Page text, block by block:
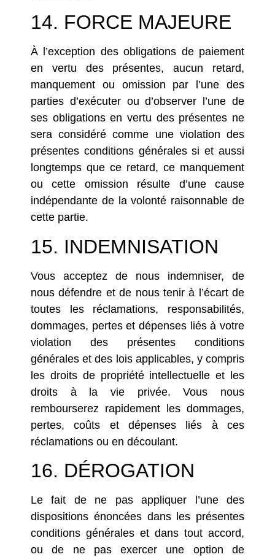
14. FORCE MAJEURE
À l’exception des obligations de paiement
en vertu des présentes, aucun retard,
manquement ou omission par l’une des
parties d’exécuter ou d’observer l’une de
ses obligations en vertu des présentes ne
sera considéré comme une violation des
présentes conditions générales si et aussi
longtemps que ce retard, ce manquement
ou cette omission résulte d’une cause
indépendante de la volonté raisonnable de
cette partie.
15. INDEMNISATION
Vous acceptez de nous indemniser, de
nous défendre et de nous tenir à l’écart de
toutes les réclamations, responsabilités,
dommages, pertes et dépenses liés à votre
violation des présentes conditions
générales et des lois applicables, y compris
les droits de propriété intellectuelle et les
droits à la vie privée. Vous nous
rembourserez rapidement les dommages,
pertes, coûts et dépenses liés à ces
réclamations ou en découlant.
16. DÉROGATION
Le fait de ne pas appliquer l’une des
dispositions énoncées dans les présentes
conditions générales et dans tout accord,
ou de ne pas exercer une option de